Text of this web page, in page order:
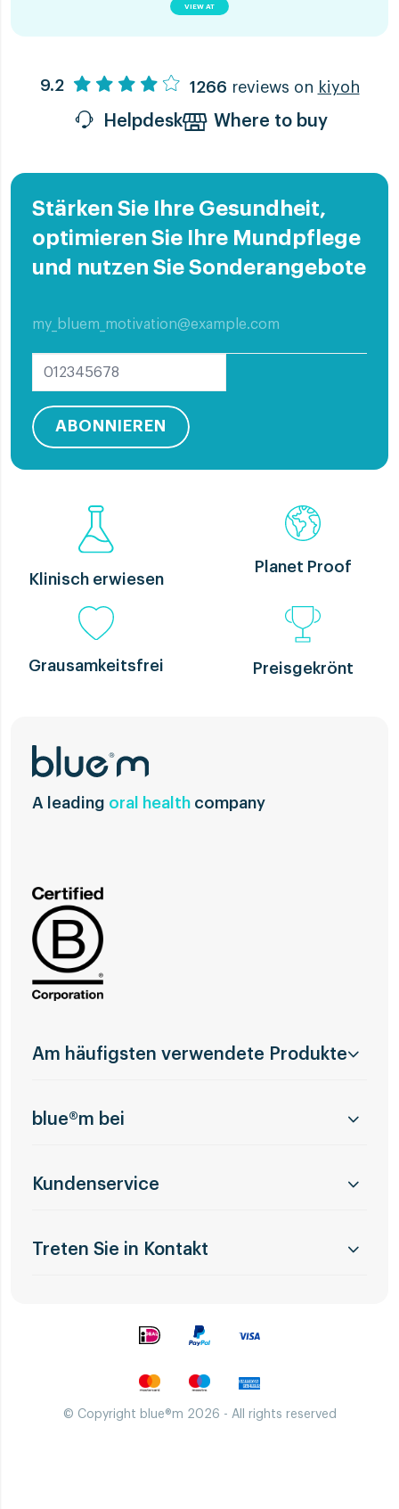
VIEW AT
9.2 1266 reviews on kiyoh
Helpdesk Where to buy
Stärken Sie Ihre Gesundheit,
optimieren Sie Ihre Mundpflege
und nutzen Sie Sonderangebote
ABONNIEREN
Klinisch erwiesen
Planet Proof
Grausamkeitsfrei Preisgekrönt
A leading oral health company
Am häufigsten verwendete Produkte
blue®m bei
Kundenservice
Treten Sie in Kontakt
© Copyright blue®m 2026 - All rights reserved